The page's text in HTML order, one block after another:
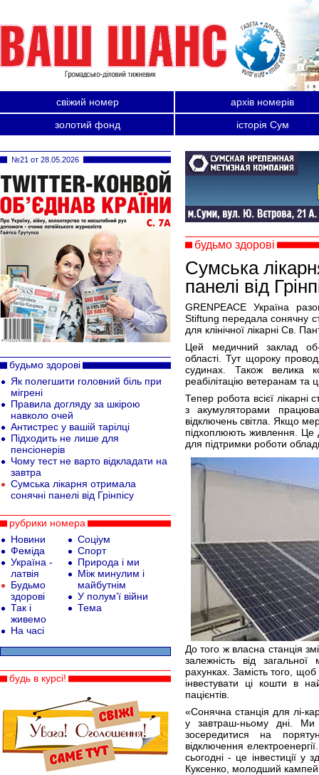
свіжий номер
архів номерів
золотий фонд
історія Сум
будьмо здорові
Сумська
панелі від
GRENPEACE Україна
Stiftung передала сонячну
для клінічної лікарні Св.
Цей медичний заклад об-
області. Тут щороку
судинах. Також велика
реабілітацію ветеранам та
Тепер робота всієї
з акумуляторами
відключень світла. Якщо
підхоплюють живлення. Це
для підтримки роботи
До того ж власна станція
залежність від
рахунках. Замість того, щоб
інвестувати ці кошти в
пацієнтів.
«Сонячна станція для лі-
у завтраш-ньому дні. Ми
зосередитися на
відключення
сьогодні - це інвестиції у
Куксенко, молодший
№21 от 28.05.2026
будьмо здорові
Як полегшити головний біль при
мігрені
Правила догляду за шкірою
навколо очей
Антистрес у вашій тарілці
Підходить не лише для
пенсіонерів
Чому тест не варто відкладати на
завтра
Сумська лікарня отримала
сонячні панелі від Грінпісу
рубрики номера
Новини
Феміда
Україна -
латвія
Будьмо
здорові
Так і
живемо
На часі
Соціум
Спорт
Природа і ми
Між минулим і
майбутнім
У полум’ї війни
Тема
будь в курсі!